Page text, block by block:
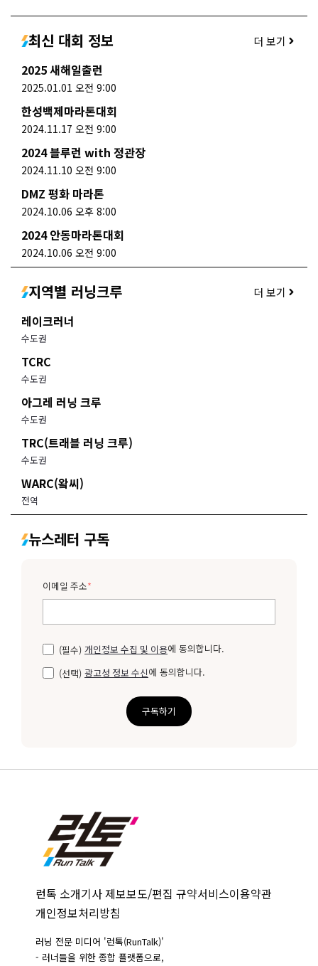
최신 대회 정보 더 보기
2025 새해일출런
2025.01.01 오전 9:00
한성백제마라톤대회
2024.11.17 오전 9:00
2024 블루런 with 정관장
2024.11.10 오전 9:00
DMZ 평화 마라톤
2024.10.06 오후 8:00
2024 안동마라톤대회
2024.10.06 오전 9:00
지역별 러닝크루 더 보기
레이크러너
수도권
TCRC
수도권
아그레 러닝 크루
수도권
TRC(트래블 러닝 크루)
수도권
WARC(왘씨)
전역
뉴스레터 구독
이메일 주소*
(필수) 개인정보 수집 및 이용에 동의합니다.
(선택) 광고성 정보 수신에 동의합니다.
구독하기
런톡 소개기사 제보보도/편집 규약서비스이용약관
개인정보처리방침
러닝 전문 미디어 '런톡(RunTalk)'
- 러너들을 위한 종합 플랫폼으로,